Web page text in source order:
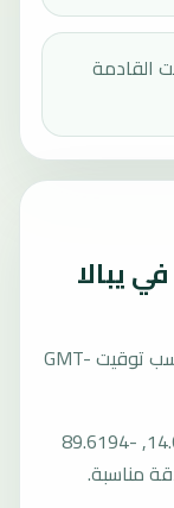
القادمة
يبالا
تُحسب مواقيت الصلاة في يبالا، غواتيمالا بحسب توقيت GMT-
المرجع العام للمدينة يستخدم إحداثيات 14.6199, -89.6194
مناسبة.